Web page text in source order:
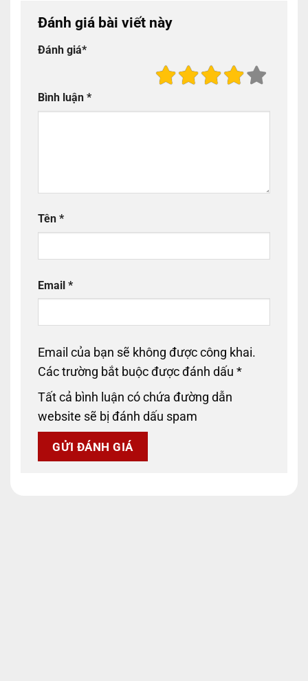
Đánh giá bài viết này
Đánh giá*
Bình luận *
Tên *
Email *
Email của bạn sẽ không được công khai.
Các trường bắt buộc được đánh dấu *
Tất cả bình luận có chứa đường dẫn
website sẽ bị đánh dấu spam